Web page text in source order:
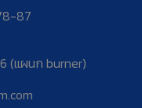
87
(แผนก burner)